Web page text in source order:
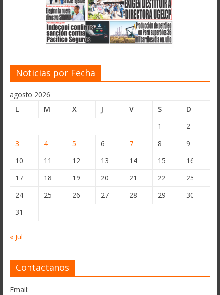
Noticias por Fecha
agosto 2026
L
M X J V S
D
1
2
3
4 5 6 7 8
9
10
11 12 13 14 15
16
17
18 19 20 21 22
23
24
25 26 27 28 29
30
31
« Jul
Contactanos
Email: